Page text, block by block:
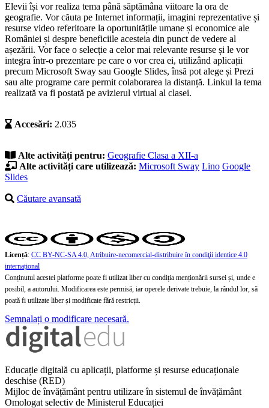
Elevii își vor realiza tema până săptămâna viitoare la ora de
geografie. Vor căuta pe Internet informații, imagini reprezentative și
resurse video referitoare la oportunitățile umane și economice ale
României și despre beneficiile acesteia din punct de vedere al
așezării. Vor face o selecție a celor mai relevante resurse și le vor
integra într-o prezentare pe care o vor crea ei, utilizând aplicații
precum Microsoft Sway sau Google Slides, însă pot alege și Prezi
sau alte programe care permit colaborarea la distanță. Linkul la tema
realizată va fi postată pe avizierul virtual al clasei.
Accesări: 2.035
Alte activități pentru: Geografie Clasa a XII-a
Alte activități care utilizează: Microsoft Sway Lino Google
Slides
Căutare avansată
Licență: CC BY-NC-SA 4.0, Atribuire-necomercial-distribuire în condiţii identice 4.0
internațional
Conținutul acestei platforme poate fi utilizat liber cu condiția menționării sursei și, unde e
posibil, a autorului. Modificarea este permisă, iar operele derivate trebuie, la rândul lor, să
poată fi utilizate liber și modificate fără restricții.
Semnalați o modificare necesară.
Educație digitală cu aplicații, platforme și resurse educaționale
deschise (RED)
Mijloc de învățământ pentru utilizare în sistemul de învățământ
Omologat selectiv de Ministerul Educației